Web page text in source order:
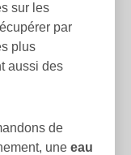
sur les
par
plus
aussi des
de
une eau